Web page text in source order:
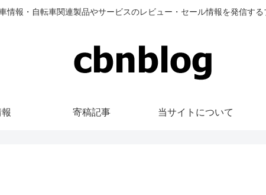
情報・自転車関連製品やサービスのレビュー・セール情報を発信する
寄稿記事 当サイトについて